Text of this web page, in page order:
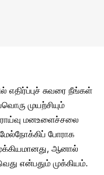
எதிர்ப்புச் சுவரை நீங்கள்
முயற்சியும்
மனஉளைச்சலை
போராக
ஆனால்
என்பதும் முக்கியம்.